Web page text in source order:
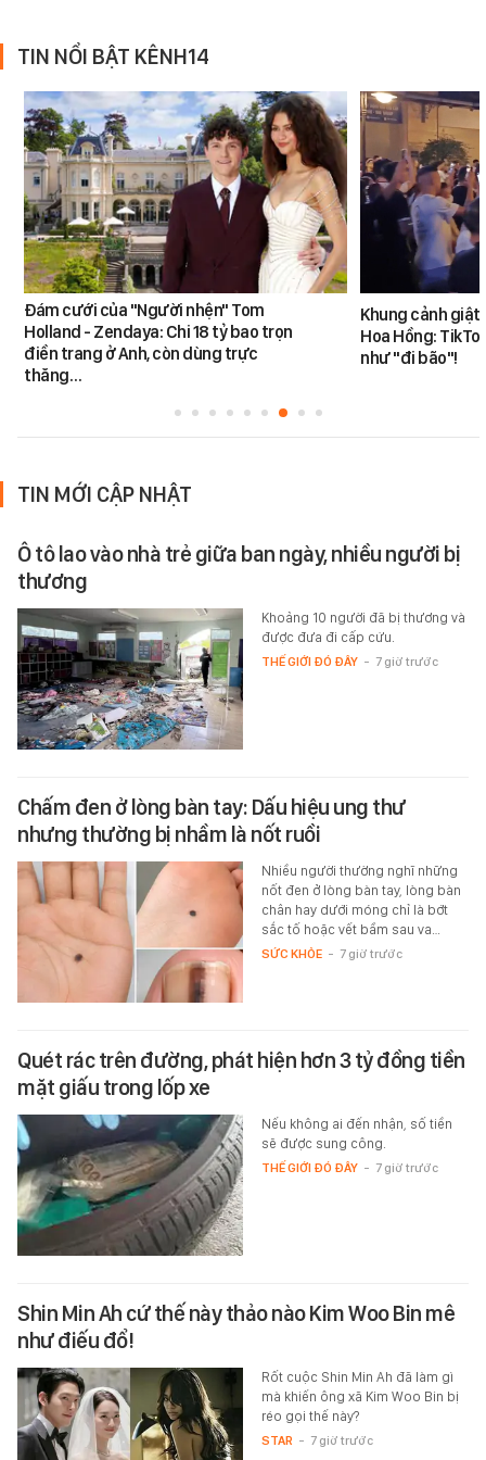
TIN NỔI BẬT KÊNH14
Đám cưới của "Người nhện" Tom
Holland - Zendaya: Chi 18 tỷ bao trọn
điền trang ở Anh, còn dùng trực
thăng…
Khung cảnh
Hoa Hồng:
như "đi bão"!
TIN MỚI CẬP NHẬT
Ô tô lao vào nhà trẻ giữa ban ngày, nhiều người bị
thương
Khoảng 10 người đã bị thương và
được đưa đi cấp cứu.
THẾ GIỚI ĐÓ ĐÂY - 7 giờ trước
Chấm đen ở lòng bàn tay: Dấu hiệu ung thư
nhưng thường bị nhầm là nốt ruồi
Nhiều người thường nghĩ những
nốt đen ở lòng bàn tay, lòng bàn
chân hay dưới móng chỉ là bớt
sắc tố hoặc vết bầm sau va…
SỨC KHỎE - 7 giờ trước
Quét rác trên đường, phát hiện hơn 3 tỷ đồng tiền
mặt giấu trong lốp xe
Nếu không ai đến nhận, số tiền
sẽ được sung công.
THẾ GIỚI ĐÓ ĐÂY - 7 giờ trước
Shin Min Ah cứ thế này thảo nào Kim Woo Bin mê
như điếu đổ!
Rốt cuộc Shin Min Ah đã làm gì
mà khiến ông xã Kim Woo Bin bị
réo gọi thế này?
STAR - 7 giờ trước